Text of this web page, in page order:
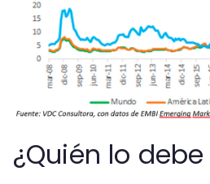
¿Quién lo